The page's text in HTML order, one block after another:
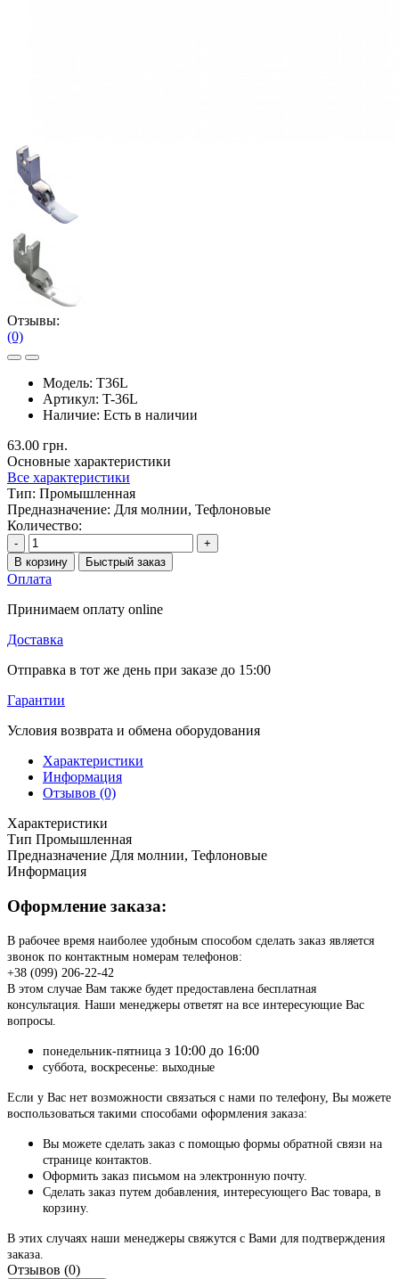
Отзывы:
(0)
Модель: T36L
Артикул: T-36L
Наличие: Есть в наличии
63.00 грн.
Основные характеристики
Все характеристики
Тип: Промышленная
Предназначение: Для молнии, Тефлоновые
Количество:
-
+
В корзину
Быстрый заказ
Оплата
Принимаем оплату online
Доставка
Отправка в тот же день при заказе до 15:00
Гарантии
Условия возврата и обмена оборудования
Характеристики
Информация
Отзывов (0)
Характеристики
Тип Промышленная
Предназначение Для молнии, Тефлоновые
Информация
Оформление заказа:
В рабочее время наиболее удобным способом сделать заказ является
звонок по контактным номерам телефонов:
+38 (099) 206-22-42
В этом случае Вам также будет предоставлена бесплатная
консультация. Наши менеджеры ответят на все интересующие Вас
вопросы.
понедельник-пятница з 10:00 до 16:00
суббота, воскресенье: выходные
Если у Вас нет возможности связаться с нами по телефону, Вы можете
воспользоваться такими способами оформления заказа:
Вы можете сделать заказ с помощью формы обратной связи на
странице контактов.
Оформить заказ письмом на электронную почту.
Сделать заказ путем добавления, интересующего Вас товара, в
корзину.
В этих случаях наши менеджеры свяжутся с Вами для подтверждения
заказа.
Отзывов (0)